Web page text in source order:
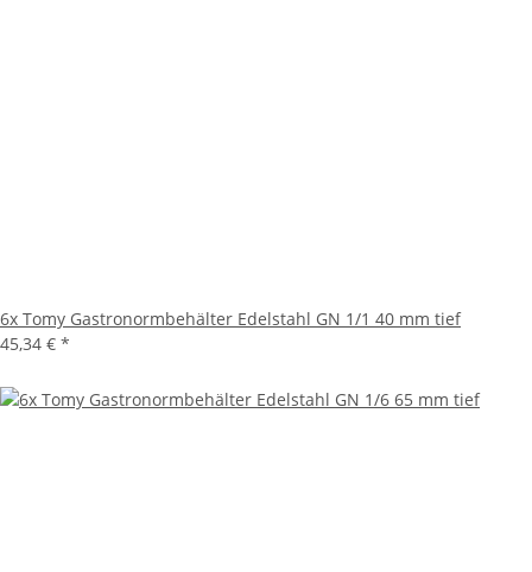
6x Tomy Gastronormbehälter Edelstahl GN 1/1 40 mm tief
45,34 € *